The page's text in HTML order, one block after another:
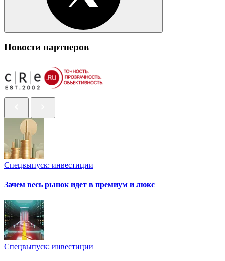
Новости партнеров
Спецвыпуск: инвестиции
Зачем весь рынок идет в премиум и люкс
Спецвыпуск: инвестиции